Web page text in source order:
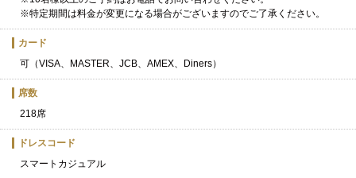
※特定期間は料金が変更になる場合がございますのでご了承ください。
カード
可（VISA、MASTER、JCB、AMEX、Diners）
席数
218席
ドレスコード
スマートカジュアル